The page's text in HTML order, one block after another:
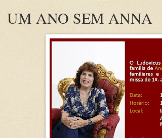
UM ANO SEM ANNA